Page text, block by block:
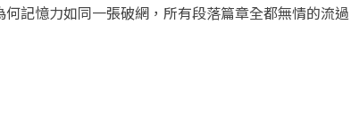
記憶力如同一張破網，所有段落篇章全都無情的流過